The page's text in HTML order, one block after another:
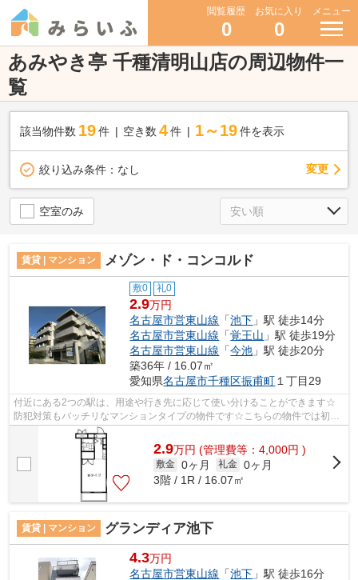
閲覧履歴
0
お気に入り
0
メニュー
あみやき亭 千種清明山店の周辺物件一
覧
該当物件数 19件 空き数 4 件 1～19 件を表示
絞り込み条件： なし 変更
空室のみ
賃貸 | マンション メゾン・ド・コンコルド
敷0 礼0
2.9万円
名古屋市営東山線 「池下 」駅 徒歩14分
名古屋市営東山線 「覚王山 」駅 徒歩19分
名古屋市営東山線 「今池 」駅 徒歩20分
築36年 / 16.07㎡
愛知県名古屋市千種区振甫町 １丁目29
付近にある2つの駅は、用途や行き先に応じて使い分けることができます☆
防犯対策もバッチリなマンションタイプの物件です☆こちらの物件では初期
費用をカードでお支払いいただけます☆駅...
2.9万円 (管理費等：4,000円 )
敷金 0ヶ月 礼金 0ヶ月
3階 / 1R / 16.07㎡
賃貸 | マンション グランディア池下
4.3万円
名古屋市営東山線 「池下 」駅 徒歩16分